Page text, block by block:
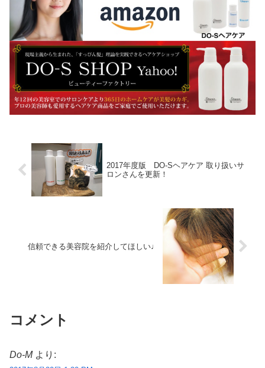
2017年度版 DO-Sヘアケア 取り扱いサ
ロンさんを更新！
信頼できる美容院を紹介してほしい♩
コメント
Do-M より: